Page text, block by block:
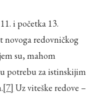
i početka 13.
novoga redovničkog
su, mahom
potrebu za istinskijim
[7] Uz viteške redove –